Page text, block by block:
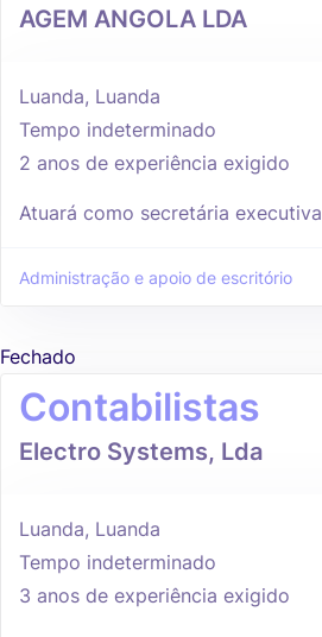
AGEM ANGOLA LDA
Luanda, Luanda
Tempo indeterminado
2 anos de experiência exigido
Atuará como secretária executiva
Administração e apoio de escritório
Fechado
Contabilistas
Electro Systems, Lda
Luanda, Luanda
Tempo indeterminado
3 anos de experiência exigido